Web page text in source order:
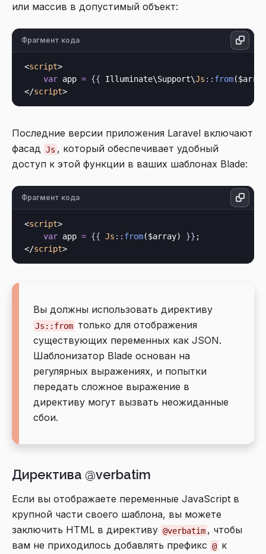
или массив в допустимый объект:
Фрагмент кода
<script>
var app = {{ Illuminate\Support\Js :: from
</script>
Последние версии приложения Laravel включают
фасад Js , который обеспечивает удобный
доступ к этой функции в ваших шаблонах Blade:
Фрагмент кода
<script>
var app = {{ Js :: from($array) }}
</script>
Вы должны использовать директиву
Js::from только для отображения
существующих переменных как JSON.
Шаблонизатор Blade основан на
регулярных выражениях, и попытки
передать сложное выражение в
директиву могут вызвать неожиданные
сбои.
Директива @verbatim
Если вы отображаете переменные JavaScript в
крупной части своего шаблона, вы можете
заключить HTML в директиву @verbatim , чтобы
вам не приходилось добавлять префикс @ к